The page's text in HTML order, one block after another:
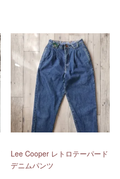
Lee Cooper レトロテーパード
デニムパンツ